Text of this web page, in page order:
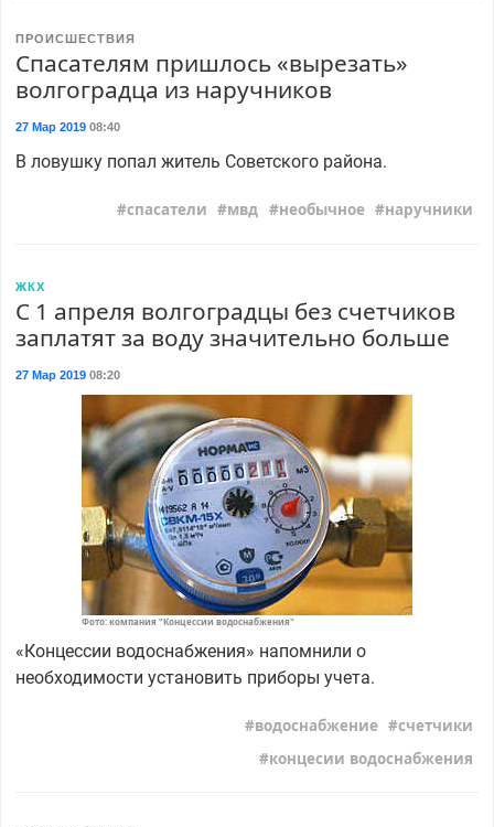
ПРОИСШЕСТВИЯ
Спасателям пришлось «вырезать»
волгоградца из наручников
27 Мар 201908:40
В ловушку попал житель Советского района.
спасатели мвд необычное наручники
ЖКХ
С 1 апреля волгоградцы без счетчиков
заплатят за воду значительно больше
27 Мар 201908:20
Фото: компания "Концессии водоснабжения"
«Концессии водоснабжения» напомнили о
необходимости установить приборы учета.
водоснабжение
счетчики
концесии водоснабжения